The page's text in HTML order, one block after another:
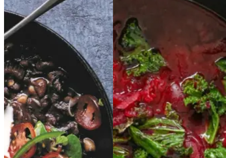
ChiliChili concon
carnecarne
Gem opskrift
Mexicansk mad
Aftensmad
Rødbe
desuppe
kidneybønner,
bønner,
kommen,kommen,
kålkål ogog
cremefraichecremef
raiche